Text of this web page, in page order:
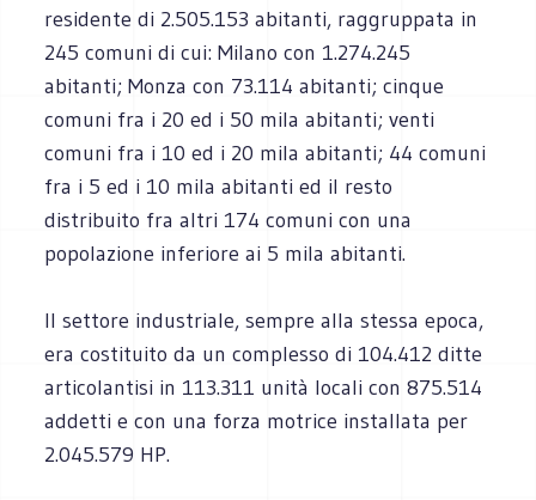
residente di 2.505.153 abitanti, raggruppata in
245 comuni di cui: Milano con 1.274.245
abitanti; Monza con 73.114 abitanti; cinque
comuni fra i 20 ed i 50 mila abitanti; venti
comuni fra i 10 ed i 20 mila abitanti; 44 comuni
fra i 5 ed i 10 mila abitanti ed il resto
distribuito fra altri 174 comuni con una
popolazione inferiore ai 5 mila abitanti.
Il settore industriale, sempre alla stessa epoca,
era costituito da un complesso di 104.412 ditte
articolantisi in 113.311 unità locali con 875.514
addetti e con una forza motrice installata per
2.045.579 HP.